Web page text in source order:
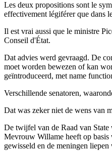
Les deux propositions sont le
effectivement légiférer que dans
Il est vrai aussi que le ministre
Conseil d'État.
Dat advies werd gevraagd. De
moet worden bewezen of kan
geïntroduceerd, met name
Verschillende senatoren,
Dat was zeker niet de wens van
De twijfel van de Raad van State
Mevrouw Willame heeft op basis
gewisseld en de meningen liepen